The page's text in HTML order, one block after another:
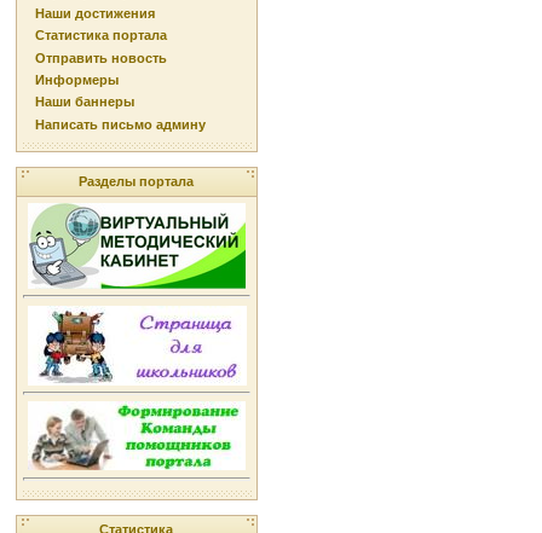
Наши достижения
Статистика портала
Отправить новость
Информеры
Наши баннеры
Написать письмо админу
Разделы портала
Статистика